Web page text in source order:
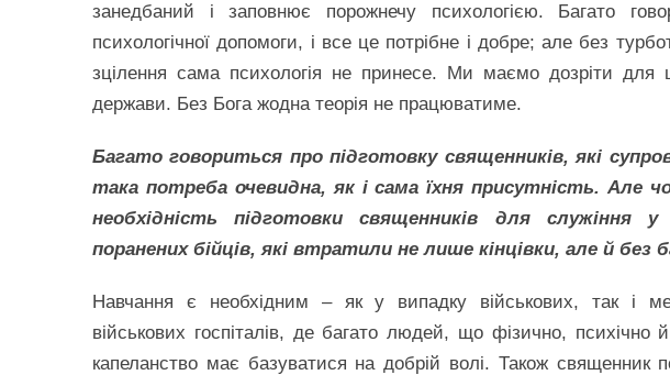
занедбаний і заповнює порожнечу психологією. Багато
психологічної допомоги, і все це потрібне і добре; але без
зцілення сама психологія не принесе. Ми маємо дозріти для
держави. Без Бога жодна теорія не працюватиме.
Багато говориться про підготовку священників, які
така потреба очевидна, як і сама їхня присутність. Але
необхідність підготовки священників для служіння у
поранених бійців, які втратили не лише кінцівки, але й без
Навчання є необхідним – як у випадку військових, так і
військових госпіталів, де багато людей, що фізично, психічно
капеланство має базуватися на добрій волі. Також